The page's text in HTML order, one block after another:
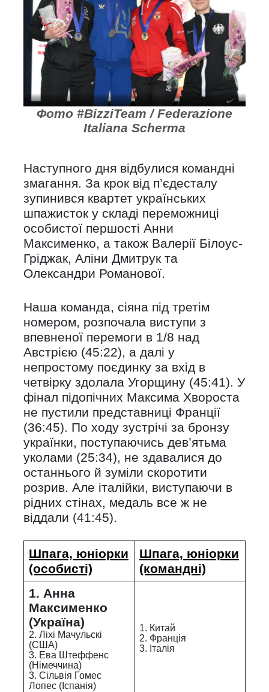
.
Фото #BizziTeam / Federazione
Italiana Scherma
Наступного дня відбулися командні
змагання. За крок від п’єдесталу
зупинився квартет українських
шпажисток у складі переможниці
особистої першості Анни
Максименко, а також Валерії Білоус-
Гріджак, Аліни Дмитрук та
Олександри Романової.
Наша команда, сіяна під третім
номером, розпочала виступи з
впевненої перемоги в 1/8 над
Австрією (45:22), а далі у
непростому поєдинку за вхід в
четвірку здолала Угорщину (45:41). У
фінал підопічних Максима Хвороста
не пустили представниці Франції
(36:45). По ходу зустрічі за бронзу
українки, поступаючись дев’ятьма
уколами (25:34), не здавалися до
останнього й зуміли скоротити
розрив. Але італійки, виступаючи в
рідних стінах, медаль все ж не
віддали (41:45).
Шпага, юніорки
(особисті)
Шпага, юніорки
(командні)
1. Анна
Максименко
(Україна)
2. Ліхі Мачульскі
(США)
3. Ева Штеффенс
(Німеччина)
3. Сільвія Гомес
Лопес (Іспанія)
1. Китай
2. Франція
3. Італія